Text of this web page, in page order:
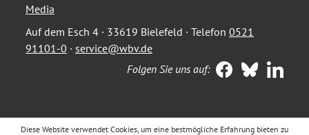
Media
Auf dem Esch 4 · 33619 Bielefeld · Telefon 0521
91101-0 · service@wbv.de
Folgen Sie uns auf:
Diese Website verwendet Cookies, um eine bestmögliche Erfahrung bieten zu